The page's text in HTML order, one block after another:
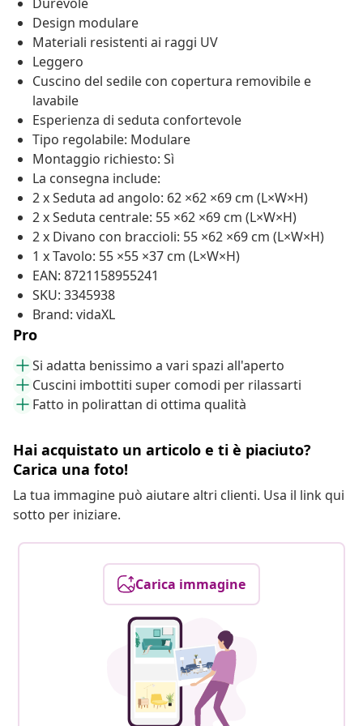
Design modulare
Materiali resistenti ai raggi UV
Leggero
Cuscino del sedile con copertura removibile e
lavabile
Esperienza di seduta confortevole
Tipo regolabile: Modulare
Montaggio richiesto: Sì
La consegna include:
2 x Seduta ad angolo: 62 ×62 ×69 cm (L×W×H)
2 x Seduta centrale: 55 ×62 ×69 cm (L×W×H)
2 x Divano con braccioli: 55 ×62 ×69 cm (L×W×H)
1 x Tavolo: 55 ×55 ×37 cm (L×W×H)
EAN: 8721158955241
SKU: 3345938
Brand: vidaXL
Pro
Si adatta benissimo a vari spazi all'aperto
Cuscini imbottiti super comodi per rilassarti
Fatto in polirattan di ottima qualità
Hai acquistato un articolo e ti è piaciuto?
Carica una foto!
La tua immagine può aiutare altri clienti. Usa il link qui
sotto per iniziare.
Carica immagine